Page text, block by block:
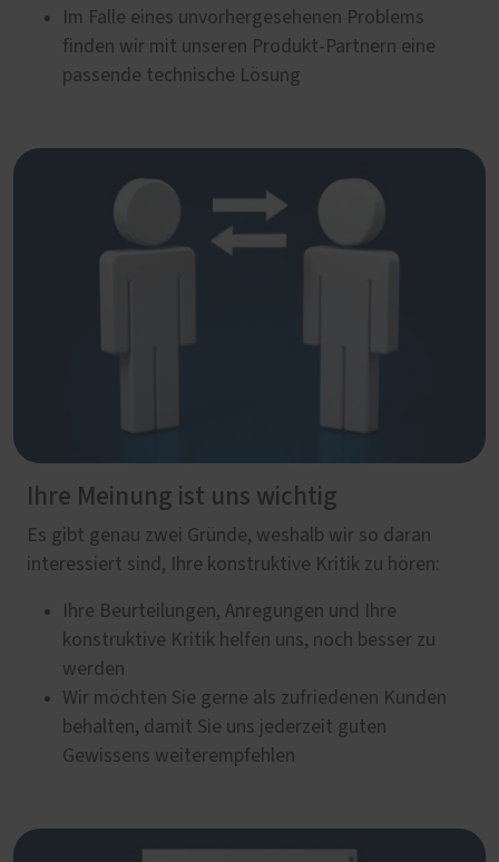
Im Falle eines unvorhergesehenen Problems
finden wir mit unseren Produkt-Partnern eine
passende technische Lösung
Ihre Meinung ist uns wichtig
Es gibt genau zwei Gründe, weshalb wir so daran
interessiert sind, Ihre konstruktive Kritik zu hören:
Ihre Beurteilungen, Anregungen und Ihre
konstruktive Kritik helfen uns, noch besser zu
werden
Wir möchten Sie gerne als zufriedenen Kunden
behalten, damit Sie uns jederzeit guten
Gewissens weiterempfehlen